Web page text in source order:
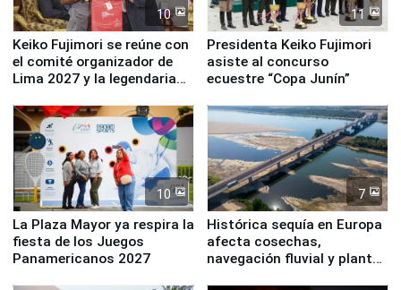
10
Keiko Fujimori se reúne con
el comité organizador de
Lima 2027 y la legendaria
11
Presidenta Keiko Fujimori
asiste al concurso
ecuestre “Copa Junín”
10
La Plaza Mayor ya respira la
fiesta de los Juegos
Panamericanos 2027
7
Histórica sequía en Europa
afecta cosechas,
navegación fluvial y plantas